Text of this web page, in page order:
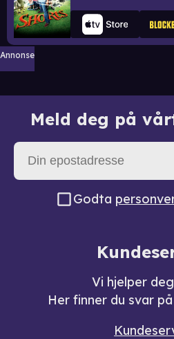
Annonse
Meld deg på
Godta
Vi hjelper
Her finner du svar